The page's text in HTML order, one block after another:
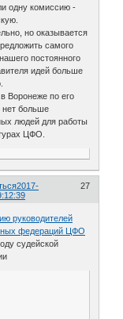
одну комиссию -
но оказывается
самого
постоянного
идей больше
Воронеже по его
больше
людей для работы
ЦФО.
27
2017-
руководителей
федераций ЦФО
судейской